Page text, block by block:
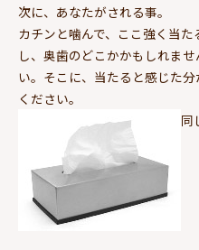
次に、あなたがされる事。
カチンと噛んで、ここ強く当
し、奥歯のどこかかもしれま
い。そこに、当たると感じた
ください。
同